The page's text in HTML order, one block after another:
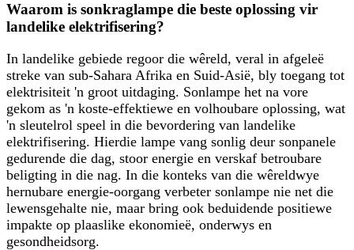
Waarom is sonkraglampe die beste oplossing vir
landelike elektrifisering?
In landelike gebiede regoor die wêreld, veral in afgeleë
streke van sub-Sahara Afrika en Suid-Asië, bly toegang tot
elektrisiteit 'n groot uitdaging. Sonlampe het na vore
gekom as 'n koste-effektiewe en volhoubare oplossing, wat
'n sleutelrol speel in die bevordering van landelike
elektrifisering. Hierdie lampe vang sonlig deur sonpanele
gedurende die dag, stoor energie en verskaf betroubare
beligting in die nag. In die konteks van die wêreldwye
hernubare energie-oorgang verbeter sonlampe nie net die
lewensgehalte nie, maar bring ook beduidende positiewe
impakte op plaaslike ekonomieë, onderwys en
gesondheidsorg.